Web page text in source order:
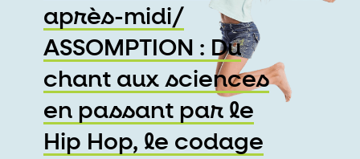
après-midi/
ASSOMPTION : Du
chant aux sciences
en passant par le
Hip Hop, le codage